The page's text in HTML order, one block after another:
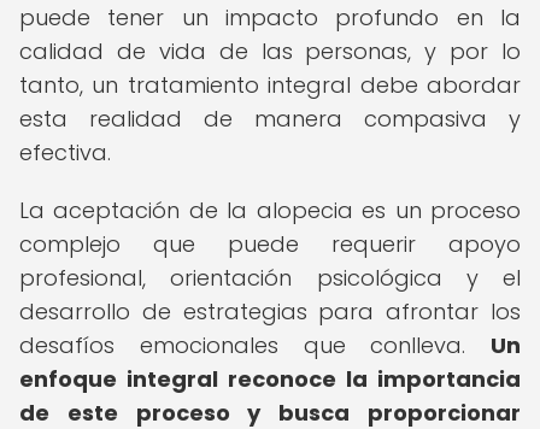
puede tener un impacto profundo en la
calidad de vida de las personas, y por lo
tanto, un tratamiento integral debe abordar
esta realidad de manera compasiva y
efectiva.
La aceptación de la alopecia es un proceso
complejo que puede requerir apoyo
profesional, orientación psicológica y el
desarrollo de estrategias para afrontar los
desafíos emocionales que conlleva. Un
enfoque integral reconoce la importancia
de este proceso y busca proporcionar